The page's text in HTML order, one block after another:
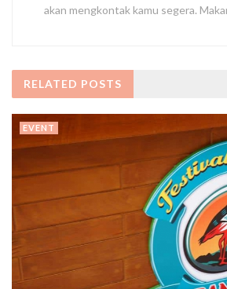
akan mengkontak kamu segera.
RELATED POSTS
EVENT